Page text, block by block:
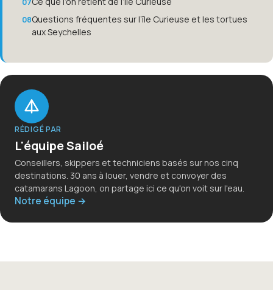
Questions fréquentes sur l’île Curieuse et les tortues
aux Seychelles
RÉDIGÉ PAR
L'équipe Sailoé
Conseillers, skippers et techniciens basés sur nos cinq
destinations. 30 ans à louer, vendre et convoyer des
catamarans Lagoon, on partage ici ce qu'on voit sur l'eau.
Notre équipe →